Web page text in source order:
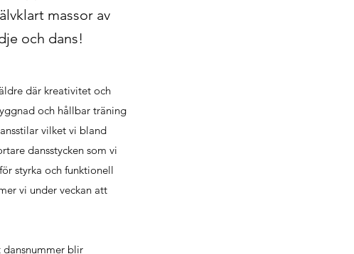
massor av
och dans!
där kreativitet och
och hållbar träning
vilket vi bland
dansstycken som vi
styrka och funktionell
vi under veckan att
blir